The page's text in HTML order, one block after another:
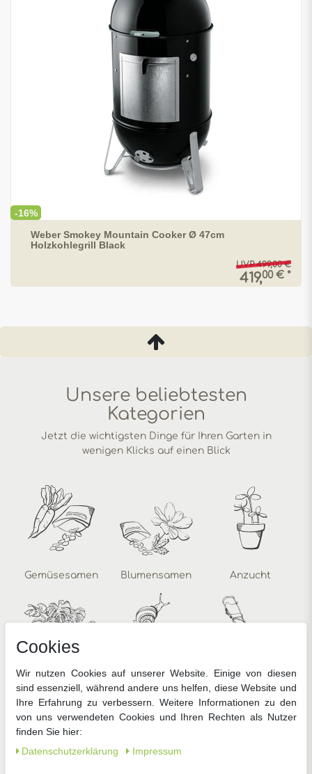
-16%
Weber Smokey Mountain Cooker Ø 47cm
Holzkohlegrill Black
UVP 499,00 €
419,00 € *
Unsere beliebtesten
Kategorien
Jetzt die wichtigsten Dinge für Ihren Garten in
wenigen Klicks auf einen Blick
Gemüsesamen Blumensamen Anzucht
Zimmerpflanzen Pflanzenschutz Gartengeräte
Cookies
Wir nutzen Cookies auf unserer Website. Einige von diesen
sind essenziell, während andere uns helfen, diese Website und
Ihre Erfahrung zu verbessern. Weitere Informationen zu den
von uns verwendeten Cookies und Ihren Rechten als Nutzer
finden Sie hier:
Daten­schutz­erklärung
Impressum